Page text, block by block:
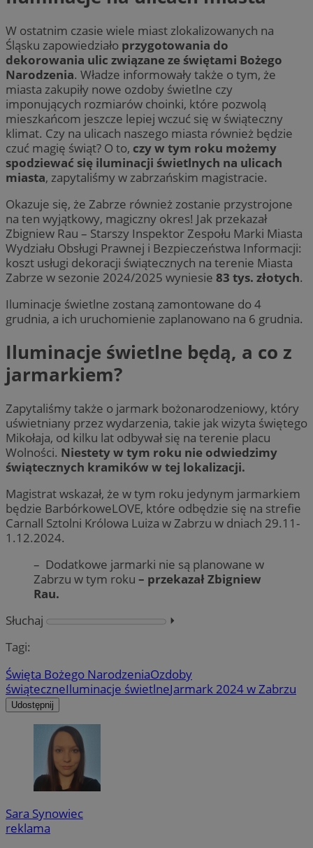
W ostatnim czasie wiele miast zlokalizowanych na
Śląsku zapowiedziało przygotowania do
dekorowania ulic związane ze świętami Bożego
Narodzenia. Władze informowały także o tym, że
miasta zakupiły nowe ozdoby świetlne czy
imponujących rozmiarów choinki, które pozwolą
mieszkańcom jeszcze lepiej wczuć się w świąteczny
klimat. Czy na ulicach naszego miasta również będzie
czuć magię świąt? O to, czy w tym roku możemy
spodziewać się iluminacji świetlnych na ulicach
miasta, zapytaliśmy w zabrzańskim magistracie.
Okazuje się, że Zabrze również zostanie przystrojone
na ten wyjątkowy, magiczny okres! Jak przekazał
Zbigniew Rau – Starszy Inspektor Zespołu Marki Miasta
Wydziału Obsługi Prawnej i Bezpieczeństwa Informacji:
koszt usługi dekoracji świątecznych na terenie Miasta
Zabrze w sezonie 2024/2025 wyniesie 83 tys. złotych.
Iluminacje świetlne zostaną zamontowane do 4
grudnia, a ich uruchomienie zaplanowano na 6 grudnia.
Iluminacje świetlne będą, a co z
jarmarkiem?
Zapytaliśmy także o jarmark bożonarodzeniowy, który
uświetniany przez wydarzenia, takie jak wizyta świętego
Mikołaja, od kilku lat odbywał się na terenie placu
Wolności. Niestety w tym roku nie odwiedzimy
świątecznych kramików w tej lokalizacji.
Magistrat wskazał, że w tym roku jedynym jarmarkiem
będzie BarbórkoweLOVE, które odbędzie się na strefie
Carnall Sztolni Królowa Luiza w Zabrzu w dniach 29.11-
1.12.2024.
– Dodatkowe jarmarki nie są planowane w
Zabrzu w tym roku – przekazał Zbigniew
Rau.
Słuchaj
⏵︎
Tagi:
Święta Bożego NarodzeniaOzdoby
świąteczneIluminacje świetlneJarmark 2024 w Zabrzu
Udostępnij
Sara Synowiec
reklama